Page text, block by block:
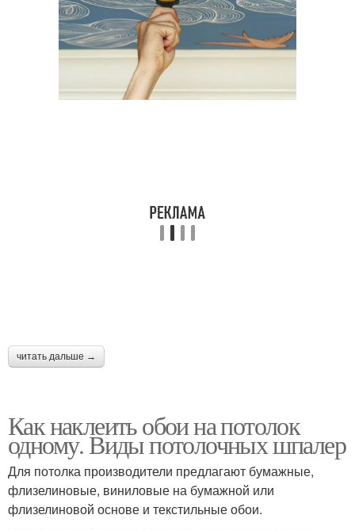
читать дальше →
Как наклеить обои на потолок
одному. Виды потолочных шпалер
Для потолка производители предлагают бумажные,
флизелиновые, виниловые на бумажной или
флизелиновой основе и текстильные обои.